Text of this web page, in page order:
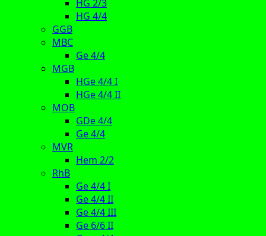
HG 2/3
HG 4/4
GGB
MBC
Ge 4/4
MGB
HGe 4/4 I
HGe 4/4 II
MOB
GDe 4/4
Ge 4/4
MVR
Hem 2/2
RhB
Ge 4/4 I
Ge 4/4 II
Ge 4/4 III
Ge 6/6 II